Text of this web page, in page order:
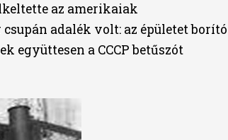
az amerikaiak
adalék volt: az épületet borító
együttesen a CCCP betűszót